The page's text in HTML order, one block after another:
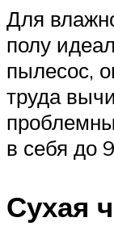
Для
полу
пылесос,
труда
в себя до
Сухая